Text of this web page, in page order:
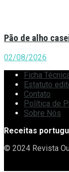
Pão de alho
02/08/2026
Ficha
Estatuto
Contato
Política de
Sobre Nós
Receitas
© 2024 Revista